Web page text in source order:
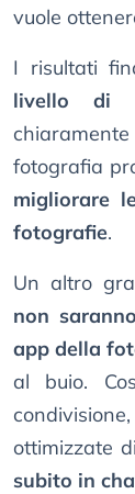
vuole
I risultati
livello di
fotografia
migliorare
fotografie.
Un altro
non
app della
al buio.
ottimizzate
subito in